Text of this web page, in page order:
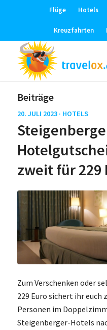
Flüge Hotels
Kreuzfahrten
Beiträge
20. JULI 2023 · HOTELS
zweit für 229
Zum Verschenken oder
229 Euro sichert ihr euch
Personen im
Steigenberger-Hotels